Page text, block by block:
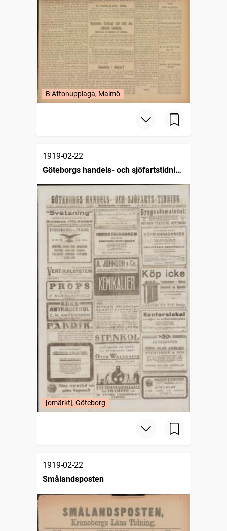
B Aftonupplaga, Malmö
1919-02-22
Göteborgs handels- och sjöfartstidning
[omärkt], Göteborg
1919-02-22
Smålandsposten